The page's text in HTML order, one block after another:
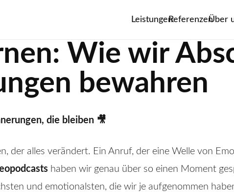
LeistungenReferenzenÜber
Wie wir
bewahren
die bleiben 🎥
der alles verändert. Ein Anruf, der eine Welle von
haben wir genau über so einen Moment
und emotionalsten, die wir je aufgenommen